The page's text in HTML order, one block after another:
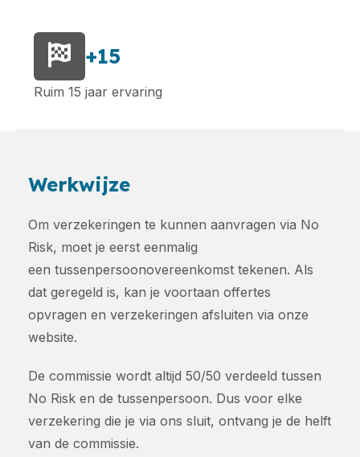
+15
Ruim 15 jaar ervaring
Werkwijze
Om verzekeringen te kunnen aanvragen via No
Risk, moet je eerst eenmalig
een tussenpersoonovereenkomst tekenen. Als
dat geregeld is, kan je voortaan offertes
opvragen en verzekeringen afsluiten via onze
website.
De commissie wordt altijd 50/50 verdeeld tussen
No Risk en de tussenpersoon. Dus voor elke
verzekering die je via ons sluit, ontvang je de helft
van de commissie.